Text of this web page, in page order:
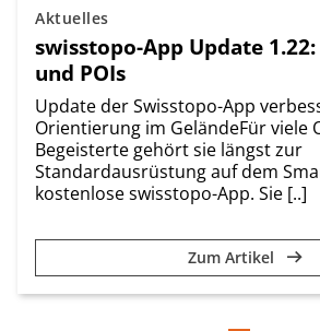
Aktuelles
swisstopo-App Update
und POIs
Update der Swisstopo-App
Orientierung im GeländeFür viele
Begeisterte gehört sie längst zur
Standardausrüstung auf dem
kostenlose swisstopo-App. Sie [..]
Zum Artikel